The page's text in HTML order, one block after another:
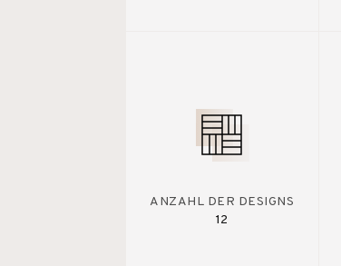
ANZAHL DER DESIGNS
12